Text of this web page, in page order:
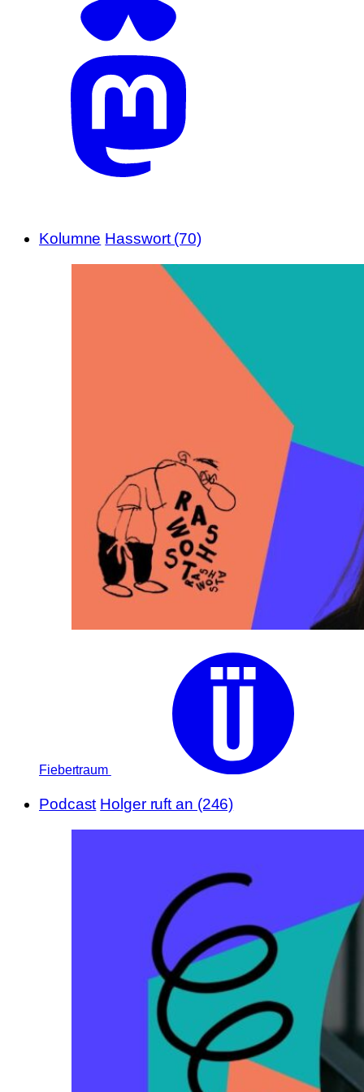
Kolumne Hasswort (70)
Fiebertraum
Podcast Holger ruft an (246)